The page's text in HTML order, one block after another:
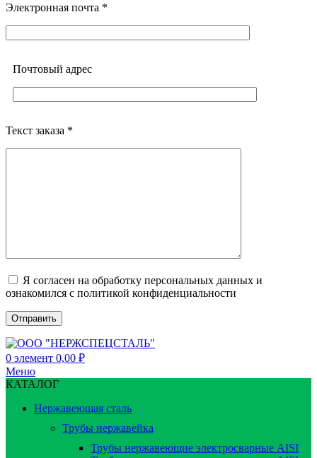
Электронная почта *
Почтовый адреc
Текст заказа *
Я согласен на обработку персональных данных и
ознакомился с политикой конфиденциальности
0 элемент 0,00 ₽
Меню
КАТАЛОГ
Нержавеющая сталь
Трубы нержавейка
Трубы нержавеющие электросварные AISI